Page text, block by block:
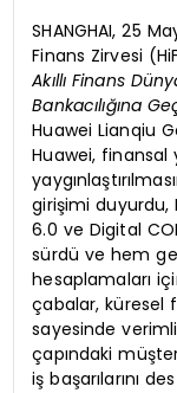
SHANGHAI, 25
Finans Zirvesi
Akıllı Finans
Bankacılığına
Huawei Lianqiu
Huawei, finansal
girişimi duyurdu,
6.0 ve Digital
sürdü ve hem
hesaplamaları
çabalar, küresel
sayesinde
çapındaki
iş başarılarını